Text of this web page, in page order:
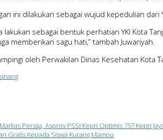
ini dilakukan sebagai wujud kepedulian
lakukan sebagai bentuk perhatian YKI Kota
memberikan sagu hati,” tambah Juwariyah.
oleh Perwakilan Dinas Kesehatan Kota
Persija, Asprov PSSI Kepri Optimis 757 Kepri
Gratis Kepada Siswa Kurang Mampu